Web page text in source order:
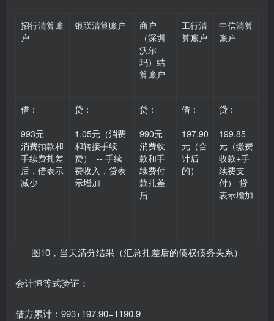
招行清算账
户
银联清算账户
商户
（深圳
沃尔
玛）结
算账户
工行清
算账户
中信清算
账户
借：
993元 --
消费扣款和
手续费扎差
后，借表示
减少
贷：
1.05元（消费
和转接手续
费） -- 手续
费收入，贷表
示增加
贷：
990元--
消费收
款和手
续费付
款扎差
后
借：
197.90
元（合
计后
的）
贷：
199.85
元（缴费
收款+手
续费支
付）-贷
表示增加
图10，当天清分结果（汇总扎差后的债权债务关系）
会计恒等式验证：
借方累计：993+197.90=1190.9